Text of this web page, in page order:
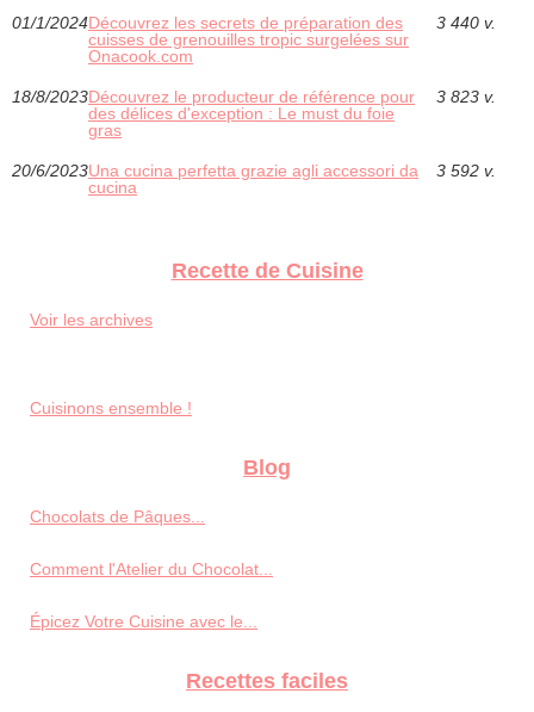
01/1/2024Découvrez les secrets de préparation des
cuisses de grenouilles tropic surgelées sur
Onacook.com
3 440 v.
18/8/2023Découvrez le producteur de référence pour
des délices d'exception : Le must du foie
gras
3 823 v.
20/6/2023Una cucina perfetta grazie agli accessori da
cucina
3 592 v.
Recette de Cuisine
Voir les archives
Cuisinons ensemble !
Blog
Chocolats de Pâques...
Comment l'Atelier du Chocolat...
Épicez Votre Cuisine avec le...
Recettes faciles